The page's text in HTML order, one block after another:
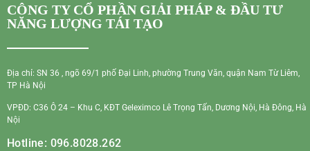
CÔNG TY CỔ PHẦN GIẢI PHÁP & ĐẦU TƯ
NĂNG LƯỢNG TÁI TẠO
Địa chỉ: SN 36 , ngõ 69/1 phố Đại Linh, phường Trung Văn, quận Nam Từ Liêm,
TP Hà Nội
VPĐD: C36 Ô 24 – Khu C, KĐT Geleximco Lê Trọng Tấn, Dương Nội, Hà Đông, Hà
Nội
Hotline: 096.8028.262